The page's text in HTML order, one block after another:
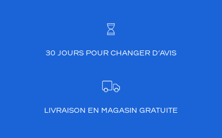
30 JOURS POUR CHANGER D’AVIS
LIVRAISON EN MAGASIN GRATUITE